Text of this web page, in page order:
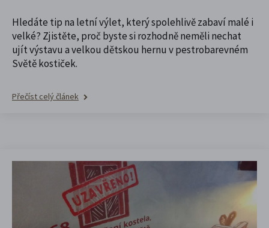
Hledáte tip na letní výlet, který spolehlivě zabaví malé i
velké? Zjistěte, proč byste si rozhodně neměli nechat
ujít výstavu a velkou dětskou hernu v pestrobarevném
Světě kostiček.
Přečíst celý článek